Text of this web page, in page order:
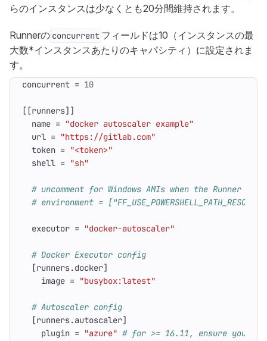
らのインスタンスは少なくとも20分間維持されます。
Runnerの concurrent フィールドは10（インスタンスの最
大数*インスタンスあたりのキャパシティ）に設定されま
す。
concurrent = 10
[[runners]]
name = "docker autoscaler example"
url = "https://gitlab.com"
token = "<token>"
shell = "sh"
# uncomment for Windows AMIs when the Runner
# environment =
executor = "docker-autoscaler"
# Docker Executor config
[runners.docker]
image = "busybox:latest"
# Autoscaler config
[runners.autoscaler]
plugin = "azure" # for >= 16.11, ensure you